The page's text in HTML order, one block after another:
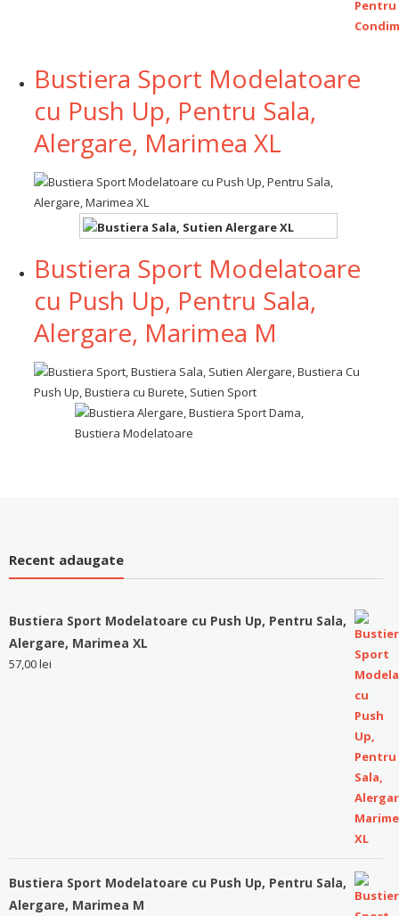
Bustiera Sport Modelatoare
cu Push Up, Pentru Sala,
Alergare, Marimea XL
Bustiera Sport Modelatoare
cu Push Up, Pentru Sala,
Alergare, Marimea M
Recent adaugate
Bustiera Sport Modelatoare cu Push Up, Pentru Sala,
Alergare, Marimea XL
57,00lei
Bustiera Sport Modelatoare cu Push Up, Pentru Sala,
Alergare, Marimea M